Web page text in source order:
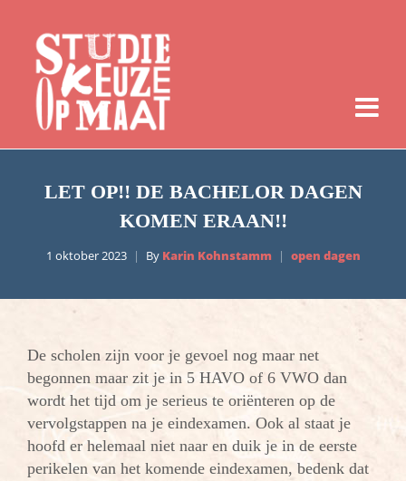
LET OP!! DE BACHELOR DAGEN
KOMEN ERAAN!!
1 oktober 2023 By Karin Kohnstamm open dagen
De scholen zijn voor je gevoel nog maar net
begonnen maar zit je in 5 HAVO of 6 VWO dan
wordt het tijd om je serieus te oriënteren op de
vervolgstappen na je eindexamen. Ook al staat je
hoofd er helemaal niet naar en duik je in de eerste
perikelen van het komende eindexamen, bedenk dat